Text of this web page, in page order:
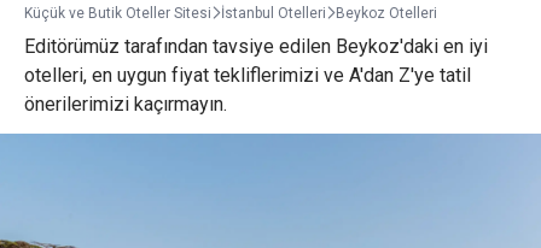
Küçük ve Butik Oteller Sitesi İstanbul Otelleri Beykoz Otelleri
Editörümüz tarafından tavsiye edilen Beykoz'daki en iyi
otelleri, en uygun fiyat tekliflerimizi ve A'dan Z'ye tatil
önerilerimizi kaçırmayın.